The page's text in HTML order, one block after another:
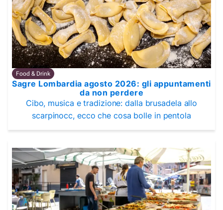
Food & Drink
Sagre Lombardia agosto 2026: gli appuntamenti
da non perdere
Cibo, musica e tradizione: dalla brusadela allo
scarpinocc, ecco che cosa bolle in pentola